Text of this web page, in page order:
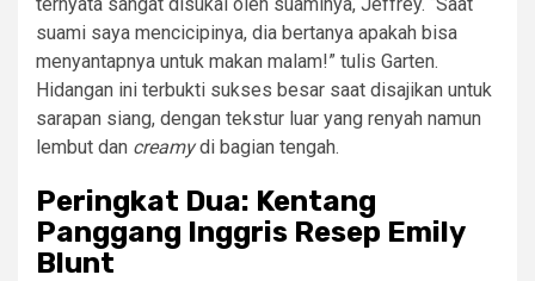
suami saya mencicipinya, dia bertanya apakah bisa
menyantapnya untuk makan malam!” tulis Garten.
Hidangan ini terbukti sukses besar saat disajikan untuk
sarapan siang, dengan tekstur luar yang renyah namun
lembut dan creamydi bagian tengah.
Peringkat Dua: Kentang
Panggang Inggris Resep Emily
Blunt